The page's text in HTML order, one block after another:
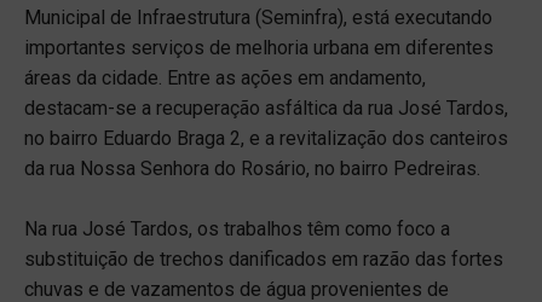
Municipal de Infraestrutura (Seminfra), está executando
importantes serviços de melhoria urbana em diferentes
áreas da cidade. Entre as ações em andamento,
destacam-se a recuperação asfáltica da rua José Tardos,
no bairro Eduardo Braga 2, e a revitalização dos canteiros
da rua Nossa Senhora do Rosário, no bairro Pedreiras.
Na rua José Tardos, os trabalhos têm como foco a
substituição de trechos danificados em razão das fortes
chuvas e de vazamentos de água provenientes de